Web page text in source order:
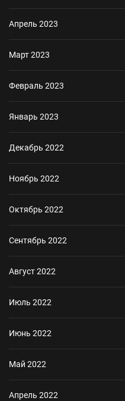
Апрель 2023
Март 2023
Февраль 2023
Январь 2023
Декабрь 2022
Ноябрь 2022
Октябрь 2022
Сентябрь 2022
Август 2022
Июль 2022
Июнь 2022
Май 2022
Апрель 2022